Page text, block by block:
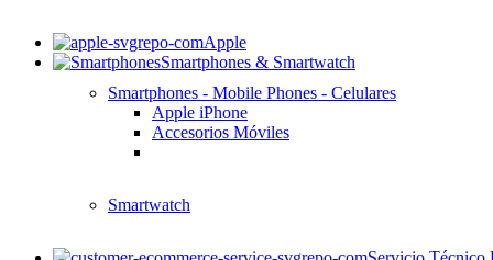
Apple
Smartphones & Smartwatch
Smartphones - Mobile Phones - Celulares
Apple iPhone
Accesorios Móviles
Smartwatch